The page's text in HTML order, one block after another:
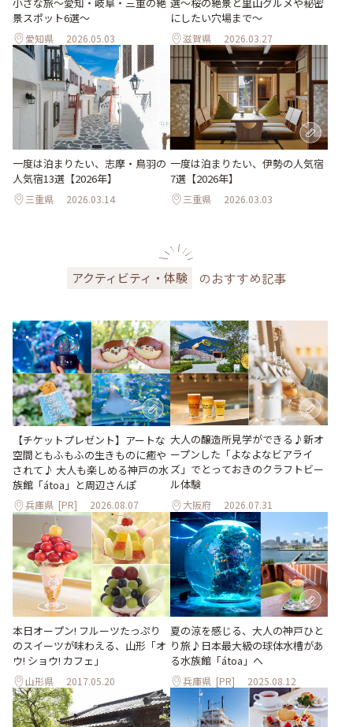
景スポット6選～
愛知県 2026.05.03
にしたい穴場まで～
滋賀県 2026.03.27
一度は泊まりたい、志摩・鳥羽の
人気宿13選【2026年】
三重県 2026.03.14
一度は泊まりたい、伊勢の人気宿
7選【2026年】
三重県 2026.03.03
アクティビティ・体験 のおすすめ記事
【チケットプレゼント】アートな
空間ともふもふの生きものに癒や
されて♪ 大人も楽しめる神戸の水
族館「átoa」と周辺さんぽ
兵庫県 [PR] 2026.08.07
大人の醸造所見学ができる♪新オ
ープンした「よなよなビアライ
ズ」でとっておきのクラフトビー
ル体験
大阪府 2026.07.31
本日オープン! フルーツたっぷり
のスイーツが味わえる、山形「オ
ウ! ショウ! カフェ」
山形県 2017.05.20
夏の涼を感じる、大人の神戸ひと
り旅♪日本最大級の球体水槽があ
る水族館「átoa」へ
兵庫県 [PR] 2025.08.12